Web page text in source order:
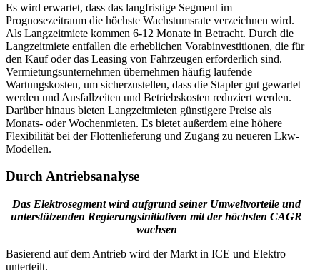
Es wird erwartet, dass das langfristige Segment im
Prognosezeitraum die höchste Wachstumsrate verzeichnen wird.
Als Langzeitmiete kommen 6-12 Monate in Betracht. Durch die
Langzeitmiete entfallen die erheblichen Vorabinvestitionen, die für
den Kauf oder das Leasing von Fahrzeugen erforderlich sind.
Vermietungsunternehmen übernehmen häufig laufende
Wartungskosten, um sicherzustellen, dass die Stapler gut gewartet
werden und Ausfallzeiten und Betriebskosten reduziert werden.
Darüber hinaus bieten Langzeitmieten günstigere Preise als
Monats- oder Wochenmieten. Es bietet außerdem eine höhere
Flexibilität bei der Flottenlieferung und Zugang zu neueren Lkw-
Modellen.
Durch Antriebsanalyse
Das Elektrosegment wird aufgrund seiner Umweltvorteile und
unterstützenden Regierungsinitiativen mit der höchsten CAGR
wachsen
Basierend auf dem Antrieb wird der Markt in ICE und Elektro
unterteilt.